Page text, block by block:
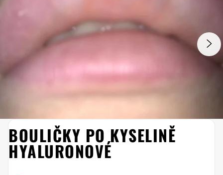
INJEKČNÍ VÝPLNĚ
BOULIČKY PO KYSELINĚ
HYALURONOVÉ